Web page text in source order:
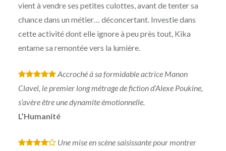
vient à vendre ses petites culottes, avant de tenter sa
chance dans un métier… déconcertant. Investie dans
cette activité dont elle ignore à peu près tout, Kika
entame sa remontée vers la lumière.
* * * * *Accroché à sa formidable actrice Manon
Clavel, le premier long métrage de fiction d’Alexe Poukine,
s’avère être une dynamite émotionnelle.
L’Humanité
* * * *
Une mise en scène saisissante pour montrer